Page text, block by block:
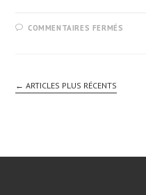
COMMENTAIRES FERMÉS
← ARTICLES PLUS RÉCENTS